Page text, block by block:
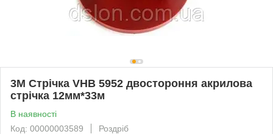
3М Стрічка VHB 5952 двостороння акрилова
стрічка 12мм*33м
В наявності
Код: 00000003589
Роздріб